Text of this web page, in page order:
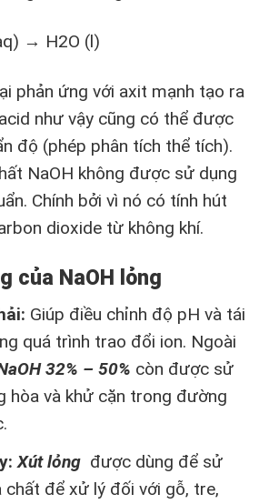
→ H2O (l)
phản ứng với axit mạnh tạo ra
như vậy cũng có thể được
độ (phép phân tích thể tích).
NaOH không được sử dụng
Chính bởi vì nó có tính hút
dioxide từ không khí.
của NaOH lỏng
Giúp điều chỉnh độ pH và tái
quá trình trao đổi ion. Ngoài
32% – 50% còn được sử
hòa và khử cặn trong đường
Xút lỏng được dùng để sử
chất để xử lý đối với gỗ, tre,